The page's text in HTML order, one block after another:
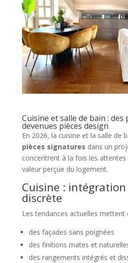
Cuisine et salle de bain : des
devenues pièces design
En 2026, la cuisine et la salle de
pièces signatures dans un
concentrent à la fois les
valeur perçue du logement.
Cuisine :
discrète
Les tendances actuelles mettent
des façades sans poignées
des finitions mates et
des rangements intégrés et